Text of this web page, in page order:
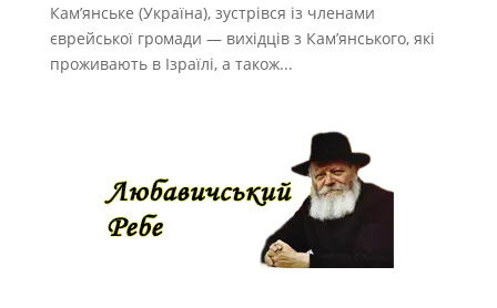
Кам’янське (Україна), зустрівся із членами
єврейської громади — вихідців з Кам’янського, які
проживають в Ізраїлі, а також...